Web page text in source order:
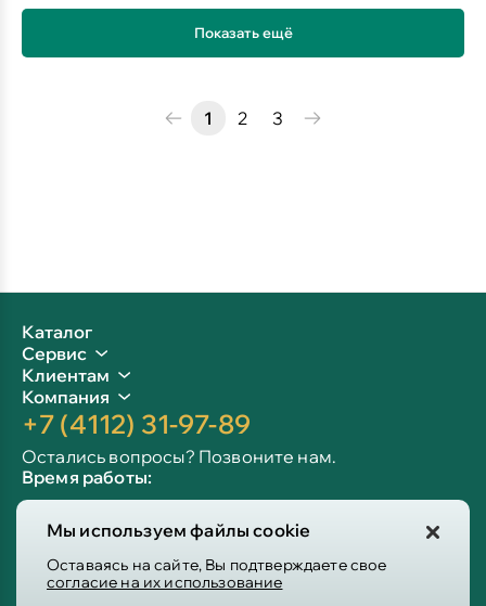
Мы используем файлы cookie
Оставаясь на сайте, Вы подтверждаете свое
согласие на их использование
Показать ещё
1 2 3
Каталог
Сервис
Клиентам
Компания
+7 (4112) 31-97-89
Остались вопросы? Позвоните нам.
Время работы:
Сб-вс: 10:00 - 19:00
Info@victoria-mebel.ru